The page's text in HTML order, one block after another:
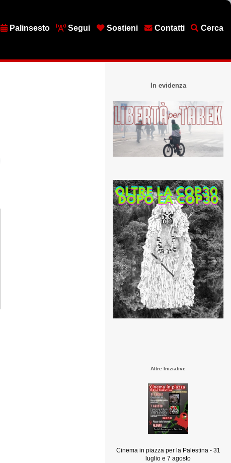
Palinsesto Segui Sostieni Contatti Cerca
In evidenza
Altre Iniziative
Cinema in piazza per la Palestina - 31
luglio e 7 agosto